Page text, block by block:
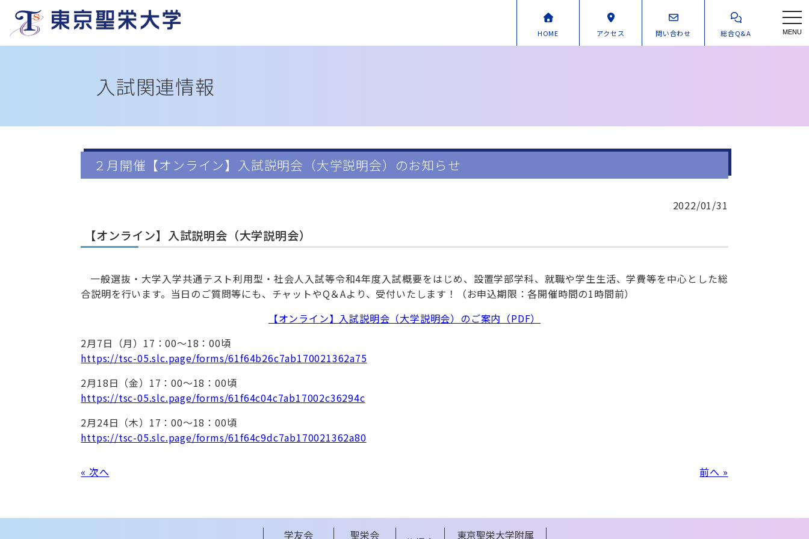
HOME アクセス 問い合わせ 総合Q&A MENU
入試関連情報
２月開催【オンライン】入試説明会（大学説明会）のお知らせ
2022/01/31
【オンライン】入試説明会（大学説明会）
一般選抜・大学入学共通テスト利用型・社会人入試等令和4年度入試概要をはじめ、設置学部学科、就職や学生生活、学費等を中心とした総
合説明を行います。当日のご質問等にも、チャットやQ＆Aより、受付いたします！（お申込期限：各開催時間の1時間前）
【オンライン】入試説明会（大学説明会）のご案内（PDF）
2月7日（月）17：00～18：00頃
https://tsc-05.slc.page/forms/61f64b26c7ab170021362a75
2月18日（金）17：00～18：00頃
https://tsc-05.slc.page/forms/61f64c04c7ab17002c36294c
2月24日（木）17：00～18：00頃
https://tsc-05.slc.page/forms/61f64c9dc7ab170021362a80
« 次へ 前へ »
学友会 聖栄会 東京聖栄大学附属